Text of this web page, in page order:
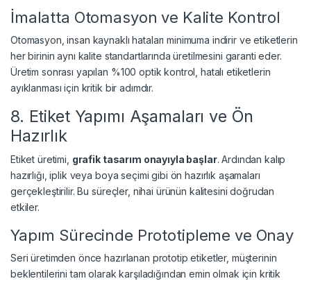
İmalatta Otomasyon ve Kalite Kontrol
Otomasyon, insan kaynaklı hataları minimuma indirir ve etiketlerin
her birinin aynı kalite standartlarında üretilmesini garanti eder.
Üretim sonrası yapılan %100 optik kontrol, hatalı etiketlerin
ayıklanması için kritik bir adımdır.
8. Etiket Yapımı Aşamaları ve Ön
Hazırlık
Etiket üretimi, grafik tasarım onayıyla başlar. Ardından kalıp
hazırlığı, iplik veya boya seçimi gibi ön hazırlık aşamaları
gerçekleştirilir. Bu süreçler, nihai ürünün kalitesini doğrudan
etkiler.
Yapım Sürecinde Prototipleme ve Onay
Seri üretimden önce hazırlanan prototip etiketler, müşterinin
beklentilerini tam olarak karşıladığından emin olmak için kritik